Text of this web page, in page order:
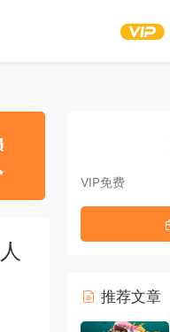
VIP免费
推荐文章